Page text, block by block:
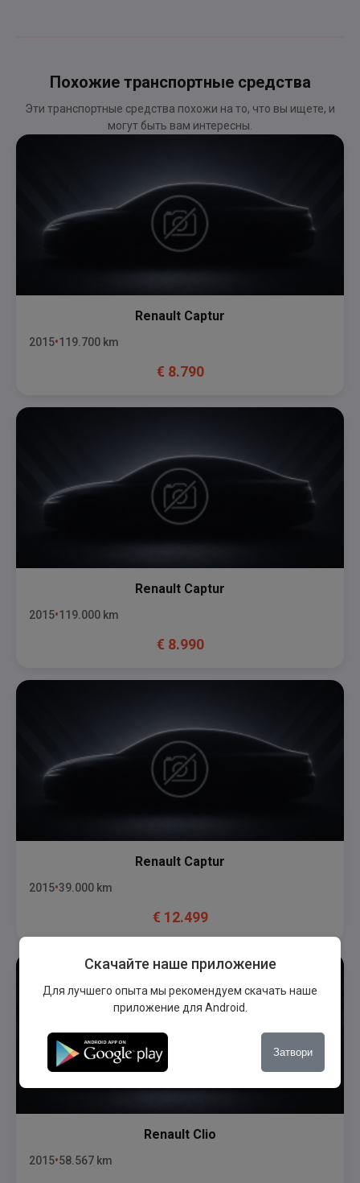
Похожие транспортные средства
Эти транспортные средства похожи на то, что вы ищете, и
могут быть вам интересны.
Renault Captur
2015 119.700 km
€ 8.790
Renault Captur
2015 119.000 km
€ 8.990
Renault Captur
2015 39.000 km
€ 12.499
Renault Clio
2015 58.567 km
Скачайте наше приложение
Для лучшего опыта мы рекомендуем скачать наше
приложение для Android.
Затвори